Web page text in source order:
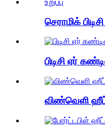
செராமிக்
பிடிசி ஏர்
விண்வெளி